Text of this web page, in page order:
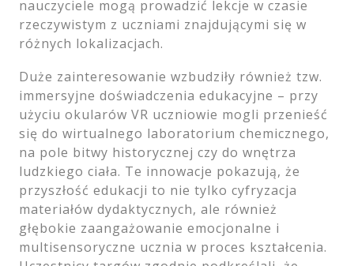
nauczyciele mogą prowadzić lekcje w czasie
rzeczywistym z uczniami znajdującymi się w
różnych lokalizacjach.
Duże zainteresowanie wzbudziły również tzw.
immersyjne doświadczenia edukacyjne – przy
użyciu okularów VR uczniowie mogli przenieść
się do wirtualnego laboratorium chemicznego,
na pole bitwy historycznej czy do wnętrza
ludzkiego ciała. Te innowacje pokazują, że
przyszłość edukacji to nie tylko cyfryzacja
materiałów dydaktycznych, ale również
głębokie zaangażowanie emocjonalne i
multisensoryczne ucznia w proces kształcenia.